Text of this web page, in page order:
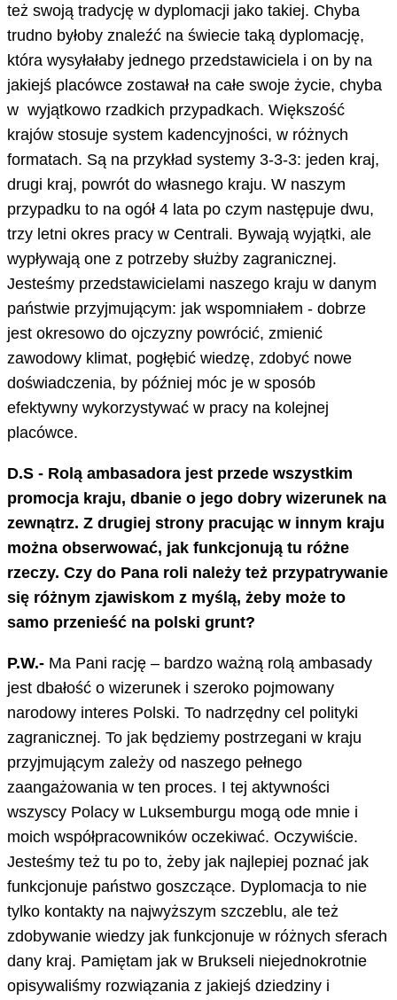
też swoją tradycję w dyplomacji jako takiej. Chyba
trudno byłoby znaleźć na świecie taką dyplomację,
która wysyłałaby jednego przedstawiciela i on by na
jakiejś placówce zostawał na całe swoje życie, chyba
w wyjątkowo rzadkich przypadkach. Większość
krajów stosuje system kadencyjności, w różnych
formatach. Są na przykład systemy 3-3-3: jeden kraj,
drugi kraj, powrót do własnego kraju. W naszym
przypadku to na ogół 4 lata po czym następuje dwu,
trzy letni okres pracy w Centrali. Bywają wyjątki, ale
wypływają one z potrzeby służby zagranicznej.
Jesteśmy przedstawicielami naszego kraju w danym
państwie przyjmującym: jak wspomniałem - dobrze
jest okresowo do ojczyzny powrócić, zmienić
zawodowy klimat, pogłębić wiedzę, zdobyć nowe
doświadczenia, by później móc je w sposób
efektywny wykorzystywać w pracy na kolejnej
placówce.
D.S - Rolą ambasadora jest przede wszystkim
promocja kraju, dbanie o jego dobry wizerunek na
zewnątrz. Z drugiej strony pracując w innym kraju
można obserwować, jak funkcjonują tu różne
rzeczy. Czy do Pana roli należy też przypatrywanie
się różnym zjawiskom z myślą, żeby może to
samo przenieść na polski grunt?
P.W.- Ma Pani rację – bardzo ważną rolą ambasady
jest dbałość o wizerunek i szeroko pojmowany
narodowy interes Polski. To nadrzędny cel polityki
zagranicznej. To jak będziemy postrzegani w kraju
przyjmującym zależy od naszego pełnego
zaangażowania w ten proces. I tej aktywności
wszyscy Polacy w Luksemburgu mogą ode mnie i
moich współpracowników oczekiwać. Oczywiście.
Jesteśmy też tu po to, żeby jak najlepiej poznać jak
funkcjonuje państwo goszczące. Dyplomacja to nie
tylko kontakty na najwyższym szczeblu, ale też
zdobywanie wiedzy jak funkcjonuje w różnych sferach
dany kraj. Pamiętam jak w Brukseli niejednokrotnie
opisywaliśmy rozwiązania z jakiejś dziedziny i